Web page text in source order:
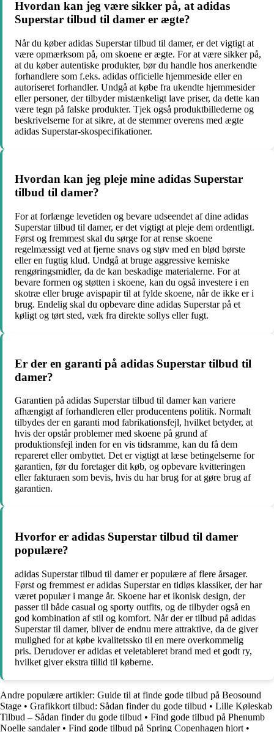
Hvordan kan jeg være sikker på, at adidas
Superstar tilbud til damer er ægte?
Når du køber adidas Superstar tilbud til damer, er det vigtigt at
være opmærksom på, om skoene er ægte. For at være sikker på,
at du køber autentiske produkter, bør du handle hos anerkendte
forhandlere som f.eks. adidas officielle hjemmeside eller en
autoriseret forhandler. Undgå at købe fra ukendte hjemmesider
eller personer, der tilbyder mistænkeligt lave priser, da dette kan
være tegn på falske produkter. Tjek også produktbillederne og
beskrivelserne for at sikre, at de stemmer overens med ægte
adidas Superstar-skospecifikationer.
Hvordan kan jeg pleje mine adidas Superstar
tilbud til damer?
For at forlænge levetiden og bevare udseendet af dine adidas
Superstar tilbud til damer, er det vigtigt at pleje dem ordentligt.
Først og fremmest skal du sørge for at rense skoene
regelmæssigt ved at fjerne snavs og støv med en blød børste
eller en fugtig klud. Undgå at bruge aggressive kemiske
rengøringsmidler, da de kan beskadige materialerne. For at
bevare formen og støtten i skoene, kan du også investere i en
skotræ eller bruge avispapir til at fylde skoene, når de ikke er i
brug. Endelig skal du opbevare dine adidas Superstar på et
køligt og tørt sted, væk fra direkte sollys eller fugt.
Er der en garanti på adidas Superstar tilbud til
damer?
Garantien på adidas Superstar tilbud til damer kan variere
afhængigt af forhandleren eller producentens politik. Normalt
tilbydes der en garanti mod fabrikationsfejl, hvilket betyder, at
hvis der opstår problemer med skoene på grund af
produktionsfejl inden for en vis tidsramme, kan du få dem
repareret eller ombyttet. Det er vigtigt at læse betingelserne for
garantien, før du foretager dit køb, og opbevare kvitteringen
eller fakturaen som bevis, hvis du har brug for at gøre brug af
garantien.
Hvorfor er adidas Superstar tilbud til damer
populære?
adidas Superstar tilbud til damer er populære af flere årsager.
Først og fremmest er adidas Superstar en tidløs klassiker, der har
været populær i mange år. Skoene har et ikonisk design, der
passer til både casual og sporty outfits, og de tilbyder også en
god kombination af stil og komfort. Når der er tilbud på adidas
Superstar til damer, bliver de endnu mere attraktive, da de giver
mulighed for at købe kvalitetssko til en mere overkommelig
pris. Derudover er adidas et veletableret brand med et godt ry,
hvilket giver ekstra tillid til køberne.
Andre populære artikler: Guide til at finde gode tilbud på Beosound
Stage • Grafikkort tilbud: Sådan finder du gode tilbud • Lille Køleskab
Tilbud – Sådan finder du gode tilbud • Find gode tilbud på Phenumb
Noelle sandaler• Find gode tilbud på Spring Copenhagen hjort •